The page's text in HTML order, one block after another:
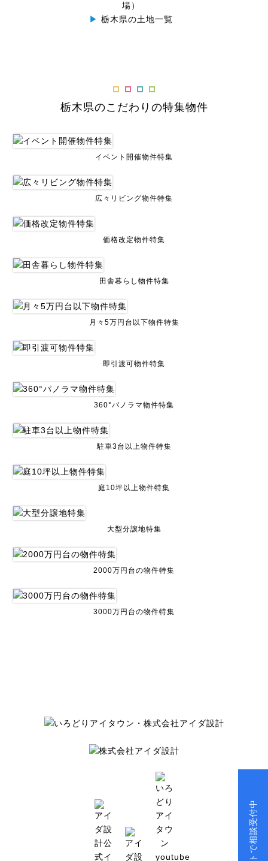
場）
▶ 栃木県の土地一覧
栃木県のこだわりの特集物件
イベント開催物件特集
広々リビング物件特集
価格改定物件特集
田舎暮らし物件特集
月々5万円台以下物件特集
即引渡可物件特集
360°パノラマ物件特集
駐車3台以上物件特集
庭10坪以上物件特集
大型分譲地特集
2000万円台の物件特集
3000万円台の物件特集